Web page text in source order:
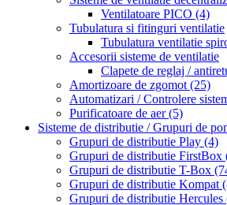
Ventilatoare PICO (4)
Tubulatura si fitinguri ventilatie
Tubulatura ventilatie
Accesorii sisteme de ventilatie
Clapete de reglaj /
Amortizoare de zgomot (25)
Automatizari / Controlere
Purificatoare de aer(5)
Sisteme de distributie / Grupuri de
Grupuri de distributie Play (4)
Grupuri de distributie FirstBox
Grupuri de distributie T-Box
Grupuri de distributie Kompat
Grupuri de distributie Hercules